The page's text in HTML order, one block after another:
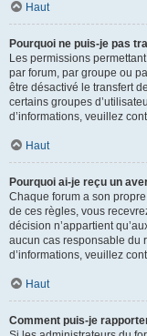
Haut
Pourquoi ne puis-je pas
Les permissions
par forum, par groupe ou
être désactivé le transfert
certains groupes
d’informations, veuillez
Haut
Pourquoi ai-je reçu un
Chaque forum a son
de ces règles, vous
décision n’appartient
aucun cas responsable du
d’informations, veuillez
Haut
Comment puis-je